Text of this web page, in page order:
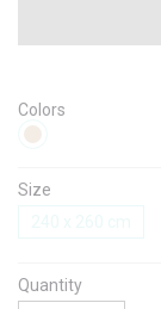
Colors
Size
Quantity